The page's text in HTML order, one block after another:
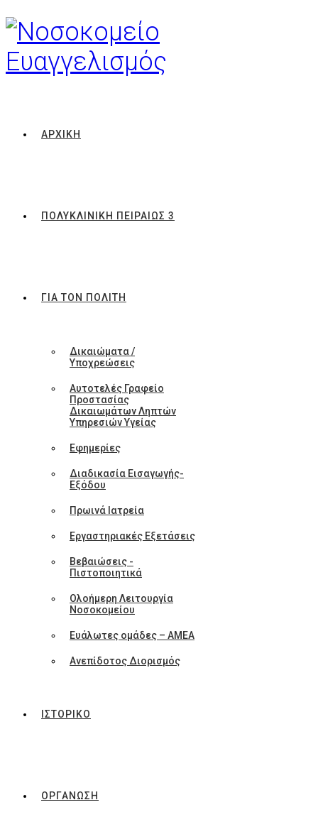
ΑΡΧΙΚΗ
ΠΟΛΥΚΛΙΝΙΚΗ ΠΕΙΡΑΙΩΣ 3
ΓΙΑ ΤΟΝ ΠΟΛΙΤΗ
Δικαιώματα /
Υποχρεώσεις
Αυτοτελές Γραφείο
Προστασίας
Δικαιωμάτων Ληπτών
Υπηρεσιών Υγείας
Εφημερίες
Διαδικασία Εισαγωγής-
Εξόδου
Πρωινά Ιατρεία
Εργαστηριακές Εξετάσεις
Βεβαιώσεις -
Πιστοποιητικά
Ολοήμερη Λειτουργία
Νοσοκομείου
Ευάλωτες ομάδες – ΑΜΕΑ
Ανεπίδοτος Διορισμός
ΙΣΤΟΡΙΚΟ
ΟΡΓΑΝΩΣΗ